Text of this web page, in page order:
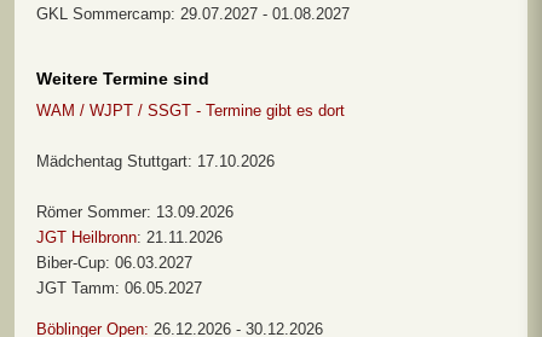
GKL Sommercamp: 29.07.2027 - 01.08.2027
Weitere Termine sind
WAM / WJPT / SSGT - Termine gibt es dort
Mädchentag Stuttgart: 17.10.2026
Römer Sommer: 13.09.2026
JGT Heilbronn: 21.11.2026
Biber-Cup: 06.03.2027
JGT Tamm: 06.05.2027
Böblinger Open: 26.12.2026 - 30.12.2026